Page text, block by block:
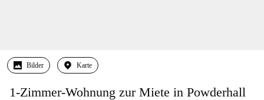
Bilder Karte
1-Zimmer-Wohnung zur Miete in Powderhall